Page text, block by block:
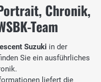
Chronik,
Team
Suzuki in der
Sie ein ausführliches
liefert die